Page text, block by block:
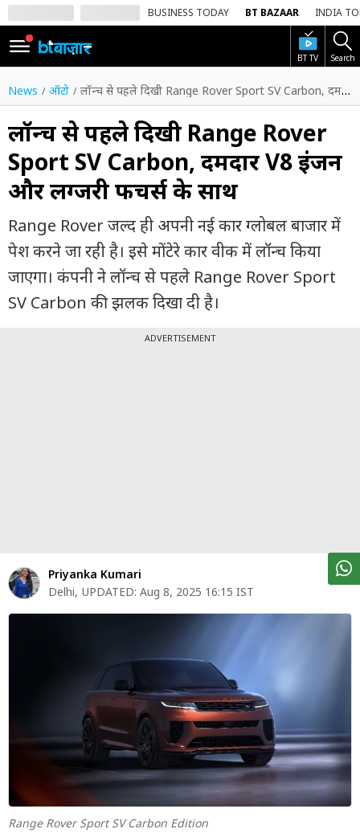
BUSINESS TODAY BT BAZAAR INDIA
BT TV Search
SIGN
IN
Dark
Mode
होम
शेयर
वीडियो
ट्रेंडिंग
शेयर
बाज़ार
म्यूचुअल
फंड
News ऑटो लॉन्च से पहले दिखी Range Rover Sport SV Carbon, दमदार V8 इंजन और लग्जरी फीचर्स के साथ
लॉन्च से पहले दिखी Range Rover
Sport SV Carbon, दमदार V8 इंजन
और लग्जरी फीचर्स के साथ
Range Rover जल्द ही अपनी नई कार ग्लोबल बाजार में
पेश करने जा रही है। इसे मोंटेरे कार वीक में लॉन्च किया
जाएगा। कंपनी ने लॉन्च से पहले Range Rover Sport
SV Carbon की झलक दिखा दी है।
ADVERTISEMENT
Priyanka Kumari
Delhi, UPDATED: Aug 8, 2025 16:15 IST
Range Rover Sport SV Carbon Edition